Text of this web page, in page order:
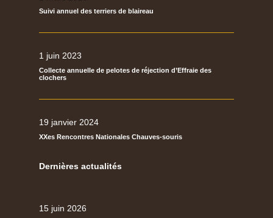
Suivi annuel des terriers de blaireau
1 juin 2023
Collecte annuelle de pelotes de réjection d’Effraie des
clochers
19 janvier 2024
XXes Rencontres Nationales Chauves-souris
Dernières actualités
15 juin 2026